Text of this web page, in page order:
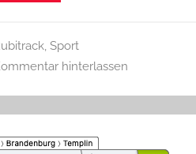
, Sport
hinterlassen